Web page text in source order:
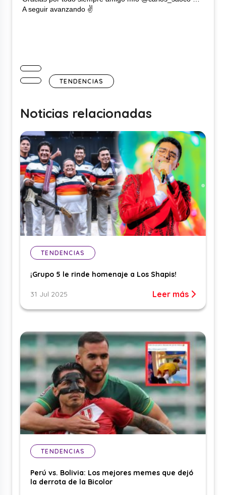
A seguir avanzando ✌
TENDENCIAS
Noticias relacionadas
TENDENCIAS
¡Grupo 5 le rinde homenaje a Los Shapis!
31 Jul 2025 Leer más
TENDENCIAS
Perú vs. Bolivia: Los mejores memes que dejó
la derrota de la Bicolor